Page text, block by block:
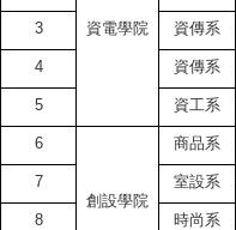
資電學院
3 資傳系
4 資傳系
5 資工系
6
創設學院
商品系
7 室設系
8 時尚系